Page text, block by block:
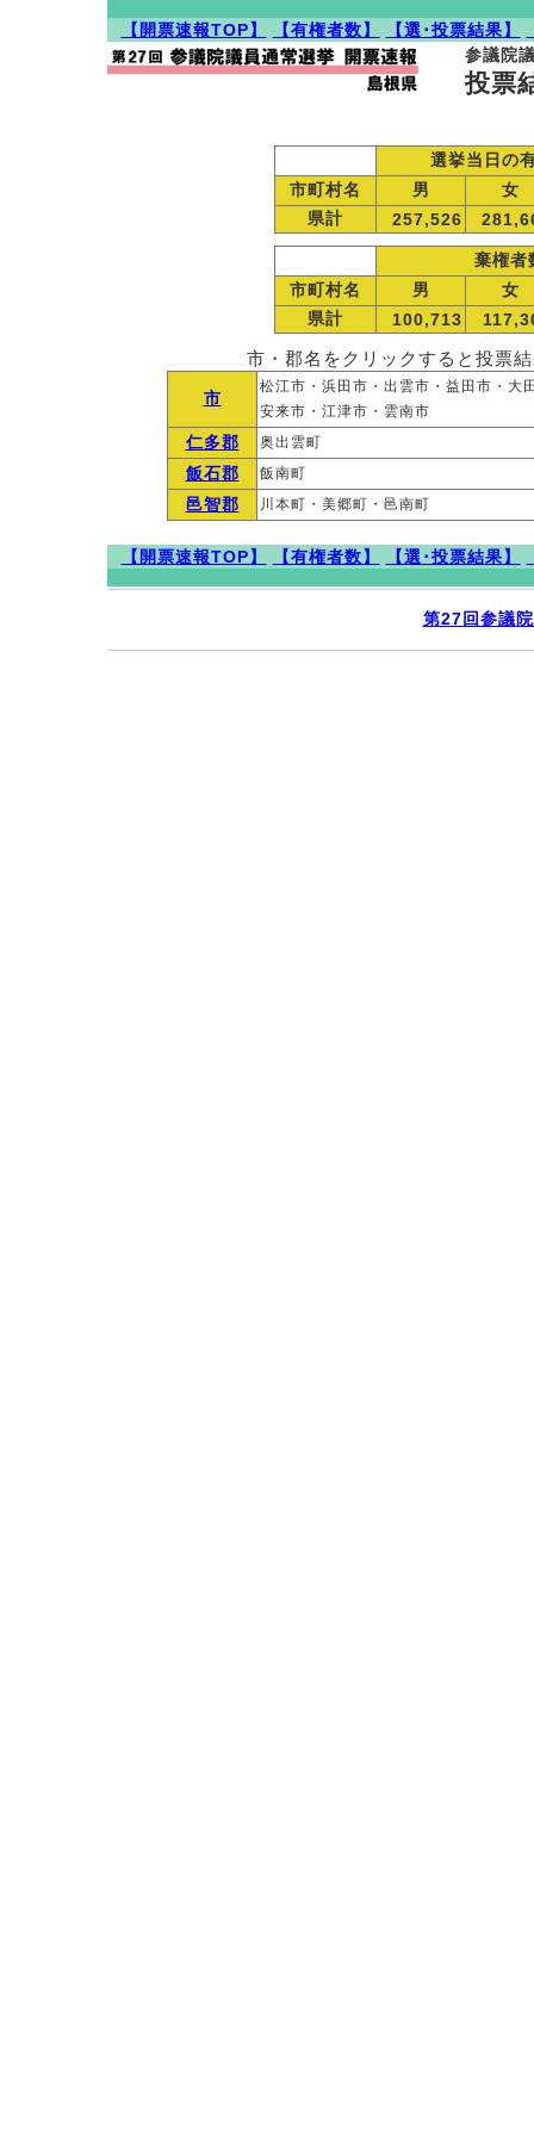
【開票速報TOP】 【有権者数】 【選･投票結果】
参議院
投票
選挙当日の
市町村名
男
女
県計
257,526
棄権者
市町村名
男
女
県計
100,713
市・郡名をクリックすると投票
市
松江市・浜田市・出雲市・益田市・大
安来市・江津市・雲南市
仁多郡 奥出雲町
飯石郡 飯南町
邑智郡 川本町・美郷町・邑南町
【開票速報TOP】 【有権者数】 【選･投票結果】
第27回参議